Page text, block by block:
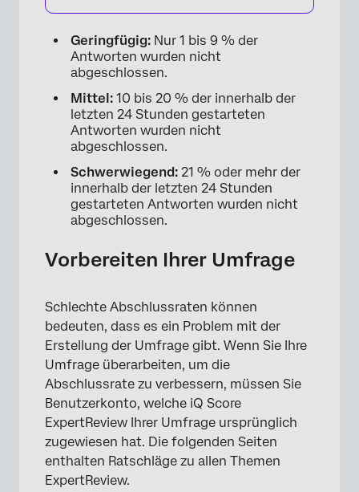
Geringfügig: Nur 1 bis 9 % der
Antworten wurden nicht
abgeschlossen.
Mittel: 10 bis 20 % der innerhalb der
letzten 24 Stunden gestarteten
Antworten wurden nicht
abgeschlossen.
Schwerwiegend: 21 % oder mehr der
innerhalb der letzten 24 Stunden
gestarteten Antworten wurden nicht
abgeschlossen.
Vorbereiten Ihrer Umfrage
Schlechte Abschlussraten können
bedeuten, dass es ein Problem mit der
Erstellung der Umfrage gibt. Wenn Sie Ihre
Umfrage überarbeiten, um die
Abschlussrate zu verbessern, müssen Sie
Benutzerkonto, welche iQ Score
ExpertReview Ihrer Umfrage ursprünglich
zugewiesen hat. Die folgenden Seiten
enthalten Ratschläge zu allen Themen
ExpertReview.